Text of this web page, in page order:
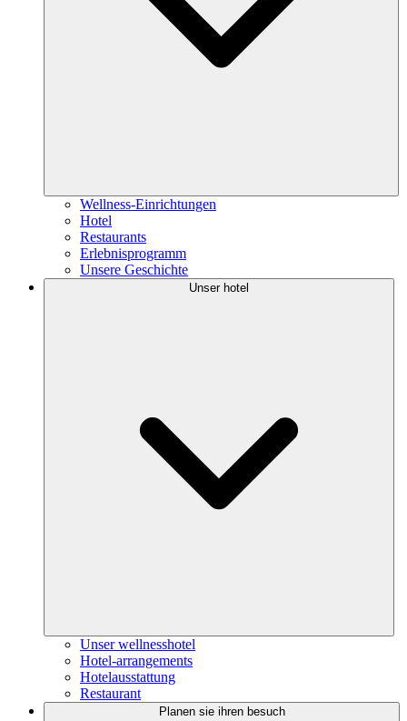
Wellness-Einrichtungen
Hotel
Restaurants
Erlebnisprogramm
Unsere Geschichte
Unser hotel
Unser wellnesshotel
Hotel-arrangements
Hotelausstattung
Restaurant
Planen sie ihren besuch